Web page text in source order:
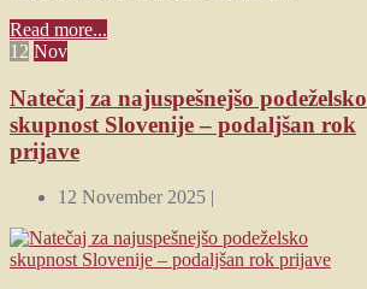
Read more...
12 Nov
Natečaj za najuspešnejšo podeželsko
skupnost Slovenije – podaljšan rok
prijave
12 November 2025 |